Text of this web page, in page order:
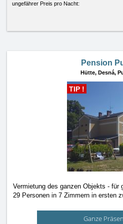
ungefährer Preis pro Nacht:
Pension
Hütte, Desná,
TIP !
Vermietung des ganzen Objekts - für
29 Personen in 7 Zimmern in ersten
Ganze